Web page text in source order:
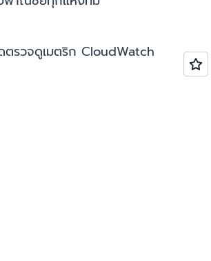
ตรวจดูเมตริก CloudWatch